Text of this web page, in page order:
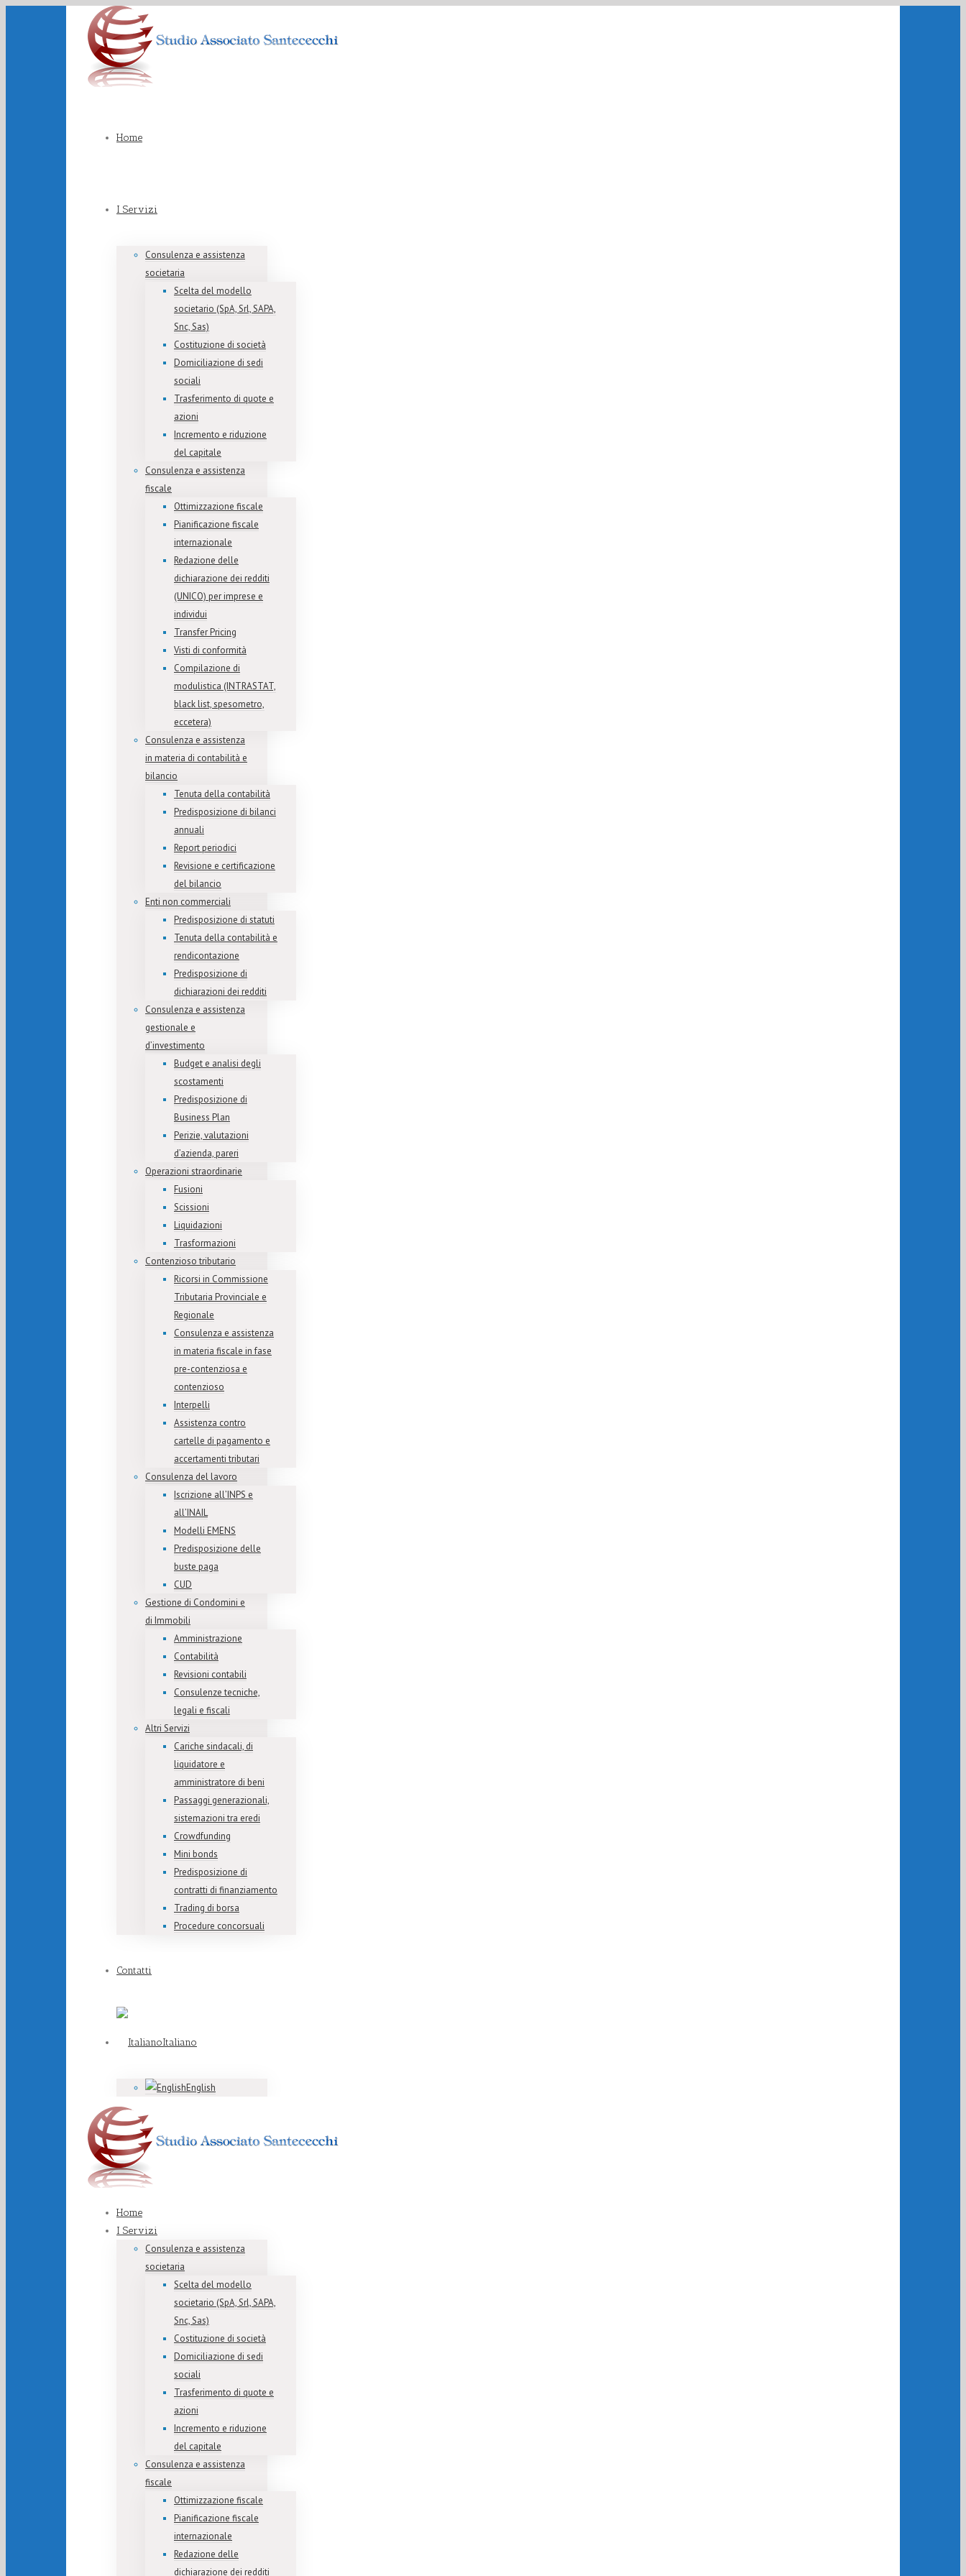
Home
I Servizi
Consulenza e assistenza
societaria
Scelta del modello
societario (SpA, Srl, SAPA,
Snc, Sas)
Costituzione di società
Domiciliazione di sedi
sociali
Trasferimento di quote e
azioni
Incremento e riduzione
del capitale
Consulenza e assistenza
fiscale
Ottimizzazione fiscale
Pianificazione fiscale
internazionale
Redazione delle
dichiarazione dei redditi
(UNICO) per imprese e
individui
Transfer Pricing
Visti di conformità
Compilazione di
modulistica (INTRASTAT,
black list, spesometro,
eccetera)
Consulenza e assistenza
in materia di contabilità e
bilancio
Tenuta della contabilità
Predisposizione di bilanci
annuali
Report periodici
Revisione e certificazione
del bilancio
Enti non commerciali
Predisposizione di statuti
Tenuta della contabilità e
rendicontazione
Predisposizione di
dichiarazioni dei redditi
Consulenza e assistenza
gestionale e
d’investimento
Budget e analisi degli
scostamenti
Predisposizione di
Business Plan
Perizie, valutazioni
d’azienda, pareri
Operazioni straordinarie
Fusioni
Scissioni
Liquidazioni
Trasformazioni
Contenzioso tributario
Ricorsi in Commissione
Tributaria Provinciale e
Regionale
Consulenza e assistenza
in materia fiscale in fase
pre-contenziosa e
contenzioso
Interpelli
Assistenza contro
cartelle di pagamento e
accertamenti tributari
Consulenza del lavoro
Iscrizione all’INPS e
all’INAIL
Modelli EMENS
Predisposizione delle
buste paga
CUD
Gestione di Condomini e
di Immobili
Amministrazione
Contabilità
Revisioni contabili
Consulenze tecniche,
legali e fiscali
Altri Servizi
Cariche sindacali, di
liquidatore e
amministratore di beni
Passaggi generazionali,
sistemazioni tra eredi
Crowdfunding
Mini bonds
Predisposizione di
contratti di finanziamento
Trading di borsa
Procedure concorsuali
Contatti
Italiano
English
Home
I Servizi
Consulenza e assistenza
societaria
Scelta del modello
societario (SpA, Srl, SAPA,
Snc, Sas)
Costituzione di società
Domiciliazione di sedi
sociali
Trasferimento di quote e
azioni
Incremento e riduzione
del capitale
Consulenza e assistenza
fiscale
Ottimizzazione fiscale
Pianificazione fiscale
internazionale
Redazione delle
dichiarazione dei redditi